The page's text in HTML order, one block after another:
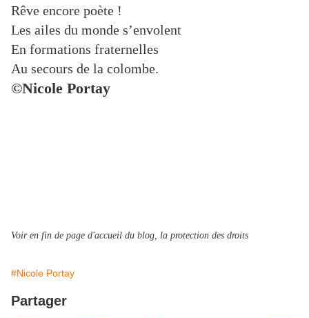
Rêve encore poète !
Les ailes du monde s’envolent
En formations fraternelles
Au secours de la colombe.
©Nicole Portay
Voir en fin de page d'accueil du blog, la protection des droits
#Nicole Portay
Partager